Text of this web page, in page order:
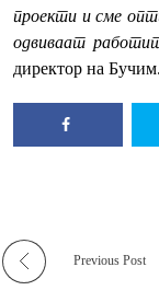
проекти и сме
одвиваат
директор на Бучим.
Previous Post